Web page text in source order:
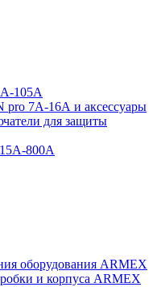
105А
7А-16А и аксессуары
для защиты
800А
оборудования ARMEX
и корпуса ARMEX